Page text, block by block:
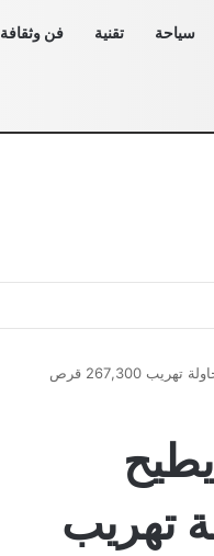
سياحة تقنية فن وثقافة
تعاون أمني سعودي إماراتي يطيح بشبكة إجرامية ويُحبط محاولة تهريب 267,300 قرص
تهريب